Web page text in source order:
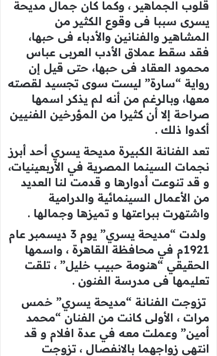
قلوب الجماهير ، وكما كان جمال مديحة
يسرى سببا فى وقوع الكثير من
المشاهير والفنانين والأدباء فى حبها،
فقد سقط عملاق الأدب العربى عباس
محمود العقاد فى حبها، حتى قيل إن
رواية “سارة” ليست سوى تجسيد لقصته
معها، وبالرغم من أنه لم يذكر اسمها
صراحة إلا أن كثيرا من المؤرخين الفنيين
أكدوا ذلك .
تعد الفنانة الكبيرة مديحة يسري أحد أبرز
نجمات السينما المصرية في الأربعينيات،
و قد تنوعت أدوارها و قدمت لنا العديد
من الأعمال السينمائية والدرامية
واشتهرت ببراعتها و تميزها وجمالها .
ولدت “مديحة يسري” يوم 3 ديسمبر عام
1921م في محافظة القاهرة ، واسمها
الحقيقي “هنومة حبيب خليل” ، تلقت
تعليمها فى مدرسة الفنون .
تزوجت الفنانة “مديحة يسري” خمس
مرات ، الأولى كانت من الفنان “محمد
أمين” وعملت معه في عدة افلام و قد
انتهي زواجهما بالانفصال ، تزوجت